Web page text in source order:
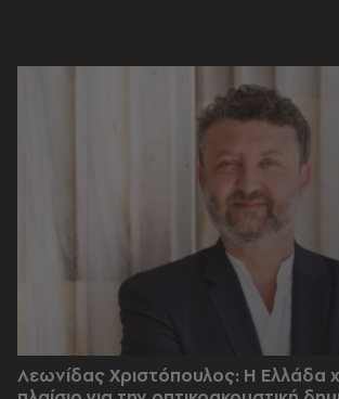
Λεωνίδας Χριστόπουλος: Η Ελλάδα